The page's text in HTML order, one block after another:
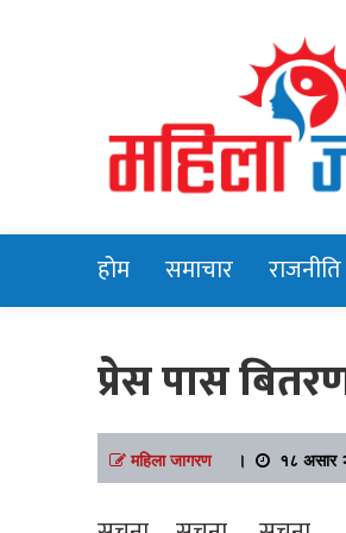
होम समाचार राजनीति
प्रेस पास
महिला जागरण। १८ असार